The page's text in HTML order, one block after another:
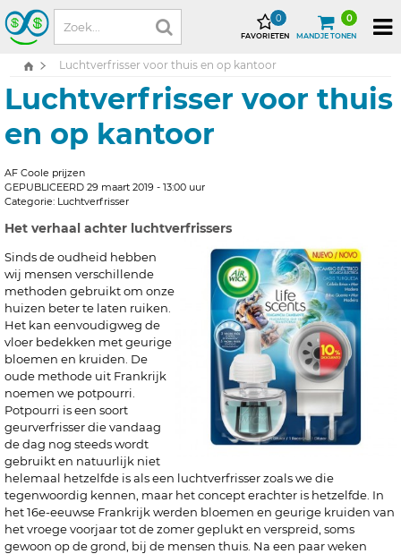
FAVORIETEN
0
MANDJE TONEN
0
Luchtverfrisser voor thuis en op kantoor
Luchtverfrisser voor thuis
en op kantoor
AF Coole prijzen
GEPUBLICEERD 29 maart 2019 - 13:00 uur
Categorie: Luchtverfrisser
Het verhaal achter luchtverfrissers
Sinds de oudheid hebben
wij mensen verschillende
methoden gebruikt om onze
huizen beter te laten ruiken.
Het kan eenvoudigweg de
vloer bedekken met geurige
bloemen en kruiden. De
oude methode uit Frankrijk
noemen we potpourri.
Potpourri is een soort
geurverfrisser die vandaag
de dag nog steeds wordt
gebruikt en natuurlijk niet
helemaal hetzelfde is als een luchtverfrisser zoals we die
tegenwoordig kennen, maar het concept erachter is hetzelfde. In
het 16e-eeuwse Frankrijk werden bloemen en geurige kruiden van
het vroege voorjaar tot de zomer geplukt en verspreid, soms
gewoon op de grond, bij de mensen thuis. Na een paar weken